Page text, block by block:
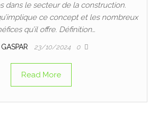
dans le secteur de la construction.
ce concept et les nombreux
qu’il offre. Définition…
GASPAR 23/10/2024 0
Read More